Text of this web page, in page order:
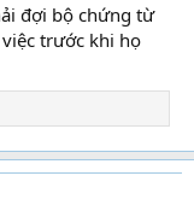
đợi bộ chứng từ
trước khi họ